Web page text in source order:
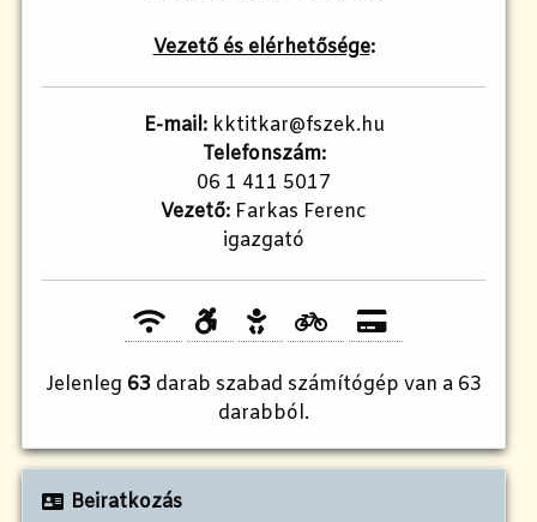
Vezető és elérhetősége:
E-mail:kktitkar@fszek.hu
Telefonszám:
06 1 411 5017
Vezető: Farkas Ferenc
igazgató
Jelenleg 63 darab szabad számítógép van a 63
darabból.
Beiratkozás